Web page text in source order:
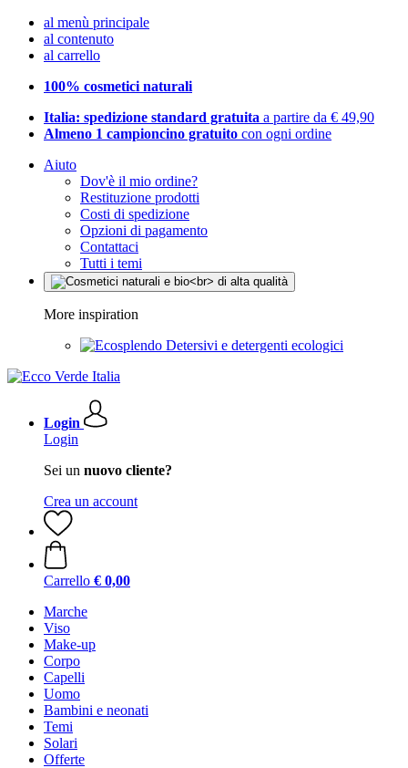
al menù principale
al contenuto
al carrello
100% cosmetici naturali
Italia: spedizione standard gratuita a partire da € 49,90
Almeno 1 campioncino gratuito con ogni ordine
Aiuto
Dov'è il mio ordine?
Restituzione prodotti
Costi di spedizione
Opzioni di pagamento
Contattaci
Tutti i temi
More inspiration
Detersivi e detergenti ecologici
Login
Login
Sei un nuovo cliente?
Crea un account
Carrello € 0,00
Marche
Viso
Make-up
Corpo
Capelli
Uomo
Bambini e neonati
Temi
Solari
Offerte